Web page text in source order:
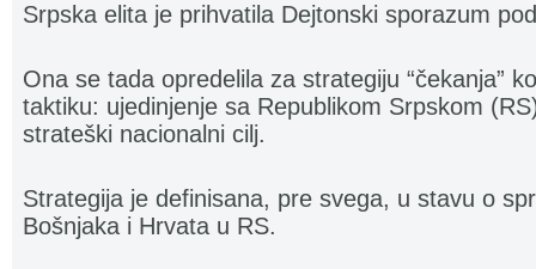
Srpska elita je prihvatila Dejtonski sporazum
Ona se tada opredelila za strategiju “čekanja”
taktiku: ujedinjenje sa Republikom Srpskom
strateški nacionalni cilj.
Strategija je definisana, pre svega, u stavu o
Bošnjaka i Hrvata u RS.